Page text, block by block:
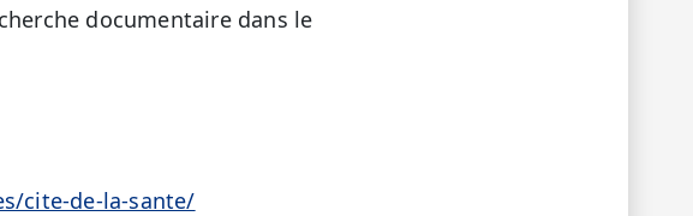
documentaire dans le
cite-de-la-sante/